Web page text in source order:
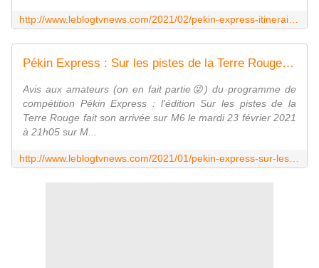
Pékin Express : Sur les pistes de la Terre Rouge dès le mardi 23 février sur M6. - Leblogtvnews
Avis aux amateurs (on en fait partie😜) du programme de
compétition Pékin Express : l'édition Sur les pistes de la
Terre Rouge fait son arrivée sur M6 le mardi 23 février 2021
à 21h05 sur M...